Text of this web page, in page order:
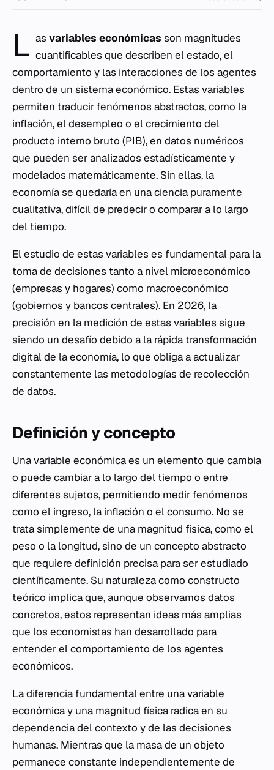
L as variables económicas son magnitudes
cuantificables que describen el estado, el
comportamiento y las interacciones de los agentes
dentro de un sistema económico. Estas variables
permiten traducir fenómenos abstractos, como la
inflación, el desempleo o el crecimiento del
producto interno bruto (PIB), en datos numéricos
que pueden ser analizados estadísticamente y
modelados matemáticamente. Sin ellas, la
economía se quedaría en una ciencia puramente
cualitativa, difícil de predecir o comparar a lo largo
del tiempo.
El estudio de estas variables es fundamental para la
toma de decisiones tanto a nivel microeconómico
(empresas y hogares) como macroeconómico
(gobiernos y bancos centrales). En 2026, la
precisión en la medición de estas variables sigue
siendo un desafío debido a la rápida transformación
digital de la economía, lo que obliga a actualizar
constantemente las metodologías de recolección
de datos.
Definición y concepto
Una variable económica es un elemento que cambia
o puede cambiar a lo largo del tiempo o entre
diferentes sujetos, permitiendo medir fenómenos
como el ingreso, la inflación o el consumo. No se
trata simplemente de una magnitud física, como el
peso o la longitud, sino de un concepto abstracto
que requiere definición precisa para ser estudiado
científicamente. Su naturaleza como constructo
teórico implica que, aunque observamos datos
concretos, estos representan ideas más amplias
que los economistas han desarrollado para
entender el comportamiento de los agentes
económicos.
La diferencia fundamental entre una variable
económica y una magnitud física radica en su
dependencia del contexto y de las decisiones
humanas. Mientras que la masa de un objeto
permanece constante independientemente de